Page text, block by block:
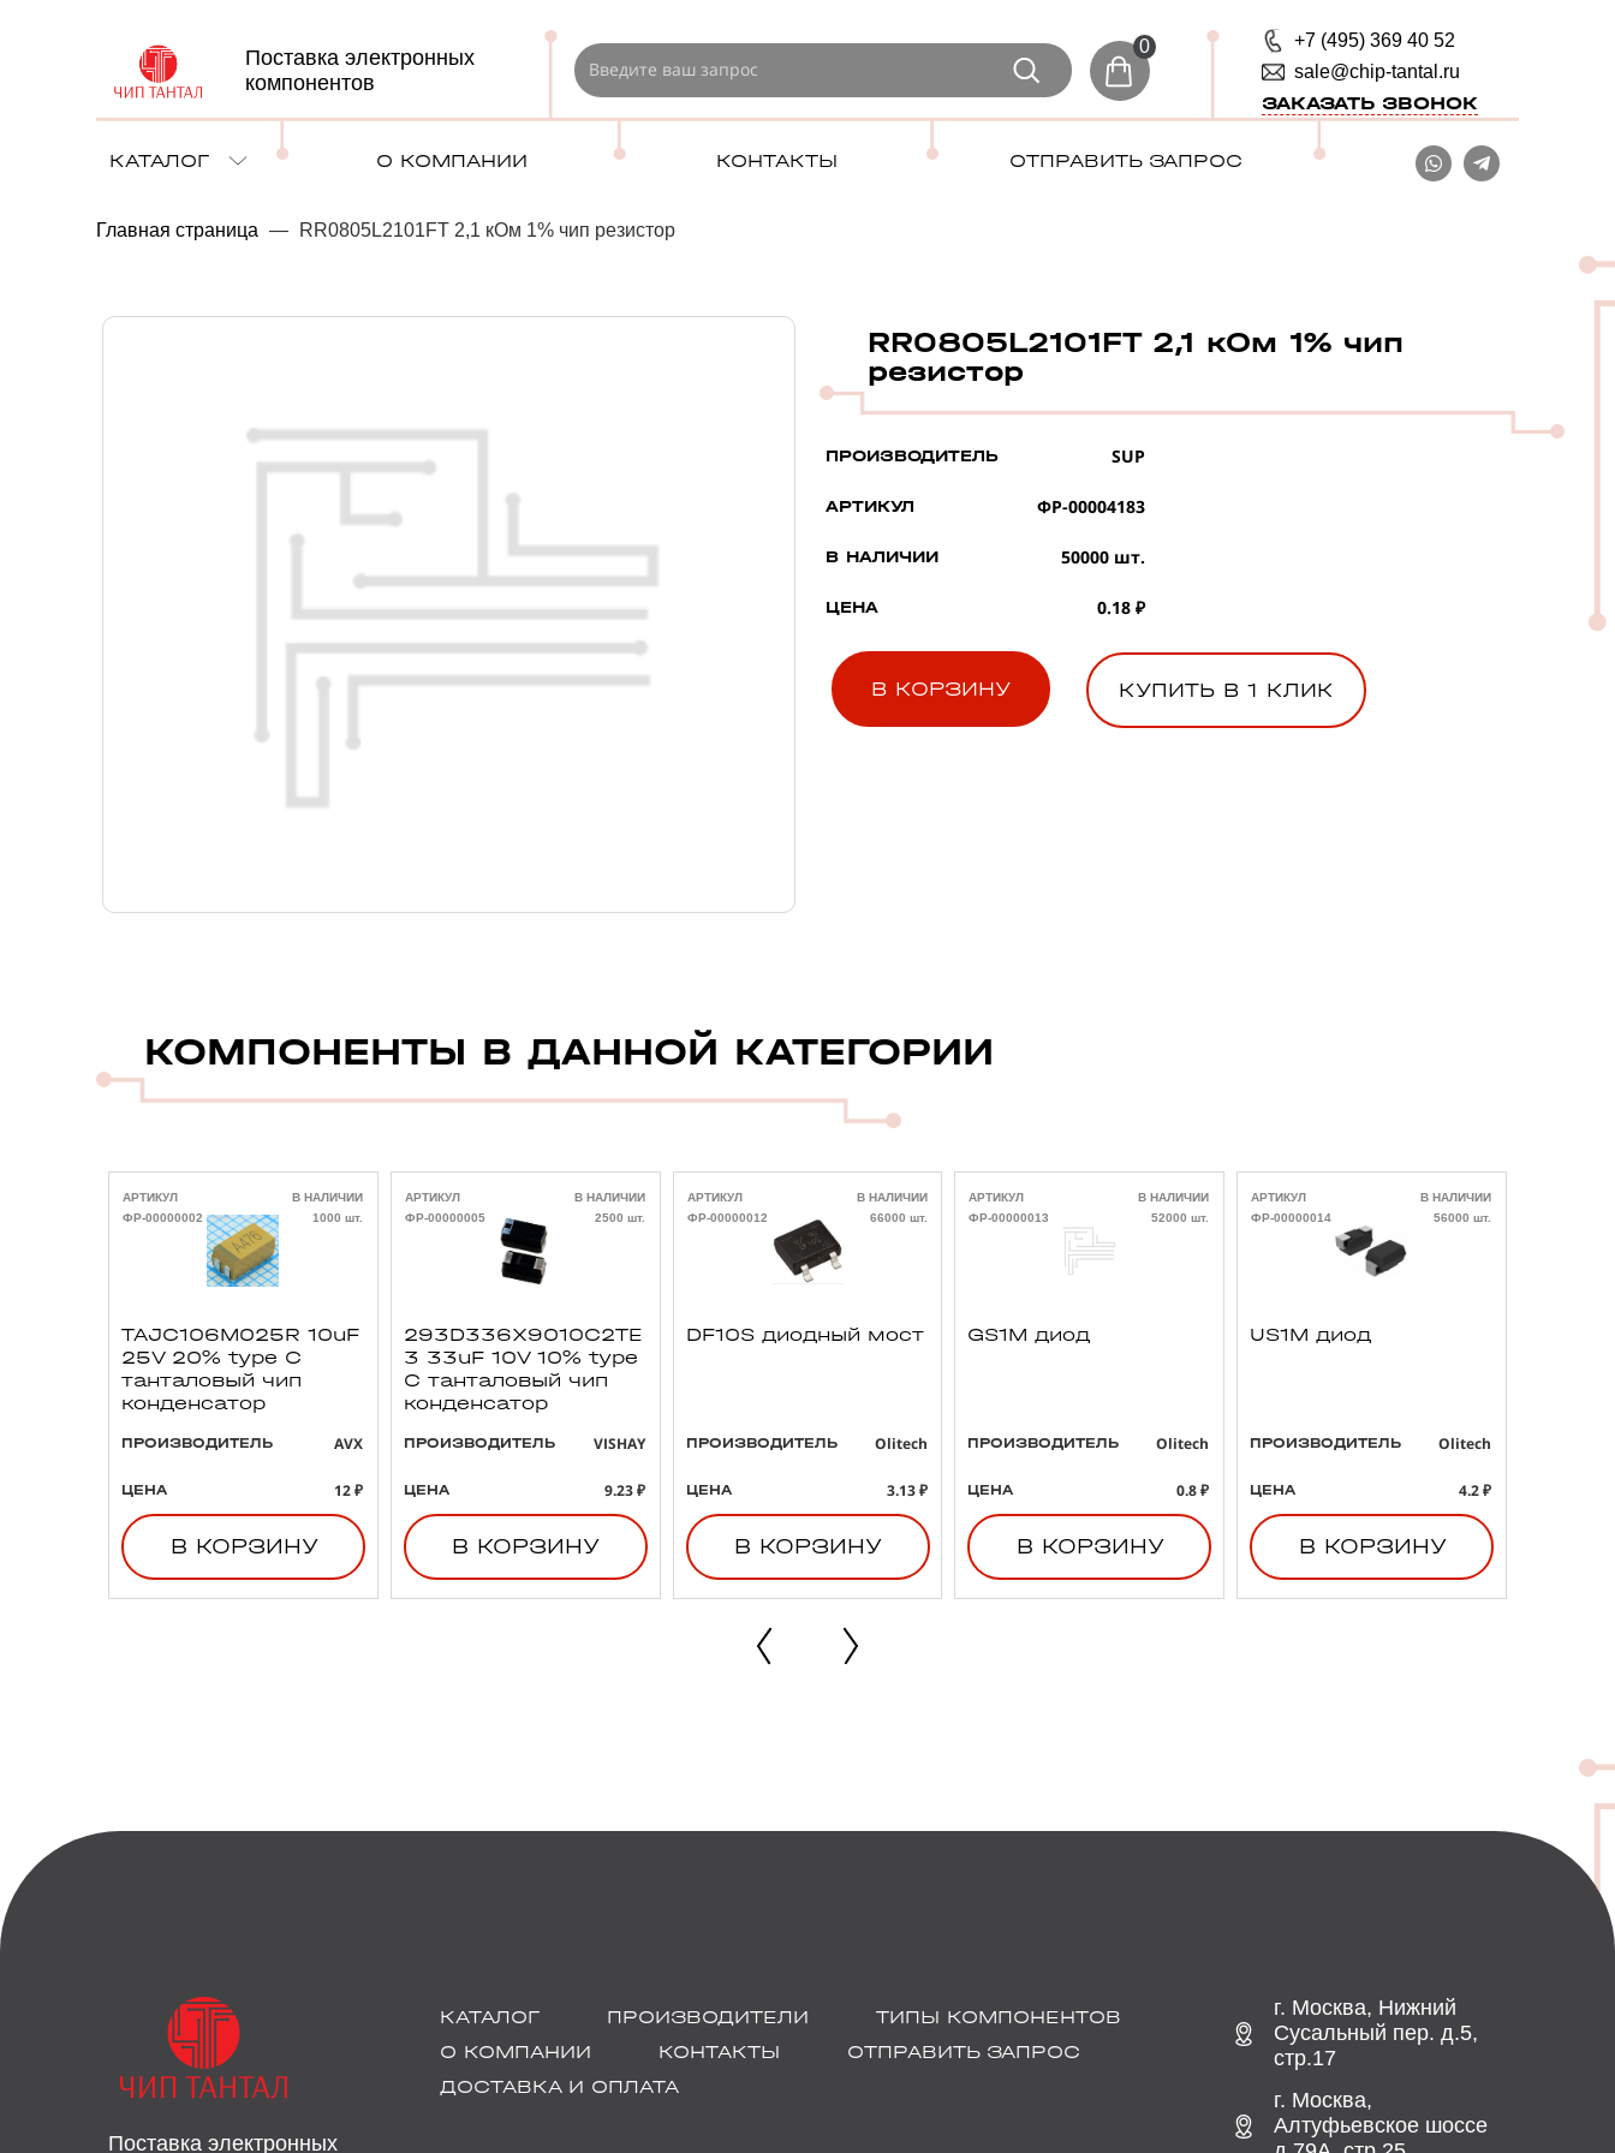
Поставка электронных
компонентов
0
+7 (495) 369 40 52
sale@chip-tantal.ru
ЗАКАЗАТЬ ЗВОНОК
КАТАЛОГ О КОМПАНИИ КОНТАКТЫ ОТПРАВИТЬ ЗАПРОС
Главная страница — RR0805L2101FT 2,1 кОм 1% чип резистор
RR0805L2101FT 2,1 кОм 1% чип
резистор
ПРОИЗВОДИТЕЛЬ SUP
АРТИКУЛ ФР-00004183
В НАЛИЧИИ 50000 шт.
ЦЕНА 0.18 ₽
В КОРЗИНУ КУПИТЬ В 1 КЛИК
КОМПОНЕНТЫ В ДАННОЙ КАТЕГОРИИ
АРТИКУЛ
ФР-00000002
В НАЛИЧИИ
1000 шт.
TAJC106M025R 10uF
25V 20% type C
танталовый чип
конденсатор
ПРОИЗВОДИТЕЛЬ AVX
ЦЕНА 12 ₽
В КОРЗИНУ
АРТИКУЛ
ФР-00000005
В НАЛИЧИИ
2500 шт.
293D336X9010C2TE
3 33uF 10V 10% type
C танталовый чип
конденсатор
ПРОИЗВОДИТЕЛЬ VISHAY
ЦЕНА 9.23 ₽
В КОРЗИНУ
АРТИКУЛ
ФР-00000012
В НАЛИЧИИ
66000 шт.
DF10S диодный мост
ПРОИЗВОДИТЕЛЬ Olitech
ЦЕНА 3.13 ₽
В КОРЗИНУ
АРТИКУЛ
ФР-00000013
В НАЛИЧИИ
52000 шт.
GS1M диод
ПРОИЗВОДИТЕЛЬ Olitech
ЦЕНА 0.8 ₽
В КОРЗИНУ
АРТИКУЛ
ФР-00000014
В НАЛИЧИИ
56000 шт.
US1M диод
ПРОИЗВОДИТЕЛЬ Olitech
ЦЕНА 4.2 ₽
В КОРЗИНУ
Поставка электронных
КАТАЛОГ ПРОИЗВОДИТЕЛИ
ТИПЫ КОМПОНЕНТОВ
О КОМПАНИИ
КОНТАКТЫ
ОТПРАВИТЬ ЗАПРОС
ДОСТАВКА И ОПЛАТА
г. Москва, Нижний
Сусальный пер. д.5,
стр.17
г. Москва,
Алтуфьевское шоссе